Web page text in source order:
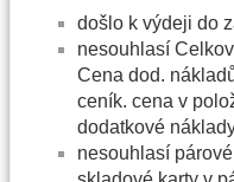
došlo k výdeji do
nesouhlasí
Cena dod.
ceník. cena v
dodatkové
nesouhlasí